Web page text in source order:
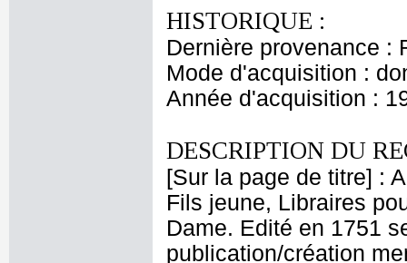
HISTORIQUE :
Dernière provenance :
Mode d'acquisition :
Année d'acquisition :
DESCRIPTION DU
[Sur la page de titre] :
Fils jeune, Libraires
Dame. Edité en 1751
publication/création